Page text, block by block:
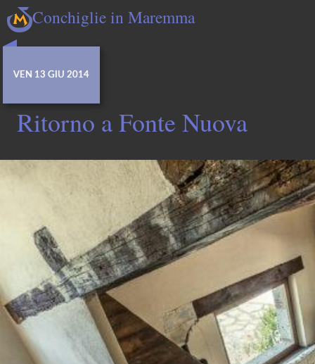
Conchiglie in Maremma
VEN 13 GIU 2014
Ritorno a Fonte Nuova